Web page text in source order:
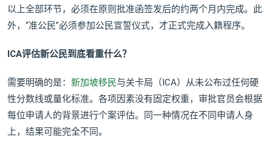
以上全部环节，必须在原则批准函签发后的约两个月内完成。此
外，“准公民”必须参加公民宣誓仪式，才正式完成入籍程序。
ICA评估新公民到底看重什么？
需要明确的是： 新加坡移民与关卡局（ICA）从未公布过任何硬
性分数线或量化标准。各项因素没有固定权重，审批官员会根据
每位申请人的背景进行个案评估。同一种情况在不同申请人身
上，结果可能完全不同。